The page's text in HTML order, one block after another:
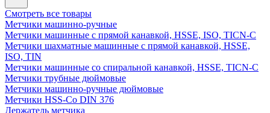
Смотреть все товары
Метчики машинно-ручные
Метчики машинные с прямой канавкой, HSSE, ISO, TICN-C
Метчики шахматные машинные с прямой канавкой, HSSE,
ISO, TIN
Метчики машинные со спиральной канавкой, HSSE, TICN-C
Метчики трубные дюймовые
Метчики машинно-ручные дюймовые
Метчики HSS-Co DIN 376
Держатель метчика